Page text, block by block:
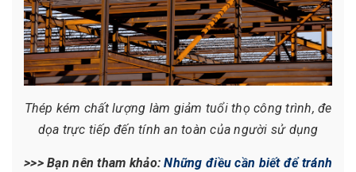
Thép kém chất lượng làm giảm tuổi thọ công trình, đe
dọa trực tiếp đến tính an toàn của người sử dụng
>>> Bạn nên tham khảo:Những điều cần biết để tránh